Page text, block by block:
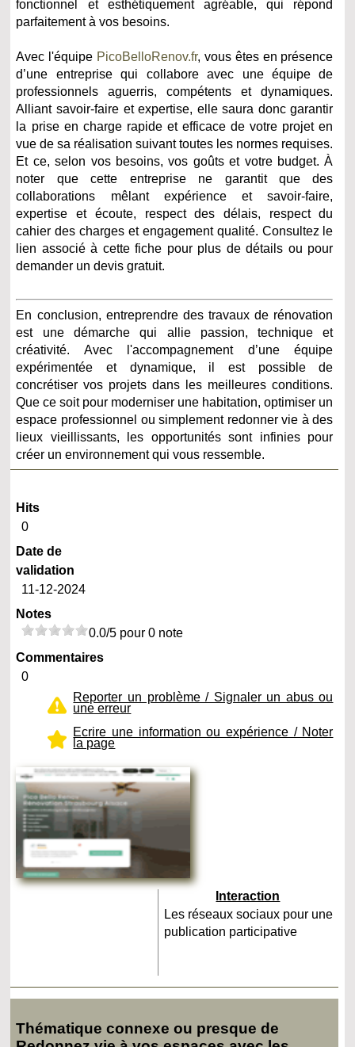
fonctionnel et esthétiquement agréable, qui répond
parfaitement à vos besoins.
Avec l'équipe PicoBelloRenov.fr, vous êtes en présence
d’une entreprise qui collabore avec une équipe de
professionnels aguerris, compétents et dynamiques.
Alliant savoir-faire et expertise, elle saura donc garantir
la prise en charge rapide et efficace de votre projet en
vue de sa réalisation suivant toutes les normes requises.
Et ce, selon vos besoins, vos goûts et votre budget. À
noter que cette entreprise ne garantit que des
collaborations mêlant expérience et savoir-faire,
expertise et écoute, respect des délais, respect du
cahier des charges et engagement qualité. Consultez le
lien associé à cette fiche pour plus de détails ou pour
demander un devis gratuit.
En conclusion, entreprendre des travaux de rénovation
est une démarche qui allie passion, technique et
créativité. Avec l'accompagnement d’une équipe
expérimentée et dynamique, il est possible de
concrétiser vos projets dans les meilleures conditions.
Que ce soit pour moderniser une habitation, optimiser un
espace professionnel ou simplement redonner vie à des
lieux vieillissants, les opportunités sont infinies pour
créer un environnement qui vous ressemble.
Hits
0
Date de
validation
11-12-2024
Notes
0.0/5 pour 0 note
Commentaires
0
Reporter un problème / Signaler un abus ou
une erreur
Ecrire une information ou expérience / Noter
la page
Interaction
Les réseaux sociaux pour une
publication participative
Thématique connexe ou presque de